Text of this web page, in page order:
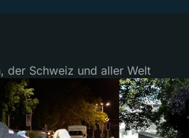
der Schweiz und aller Welt